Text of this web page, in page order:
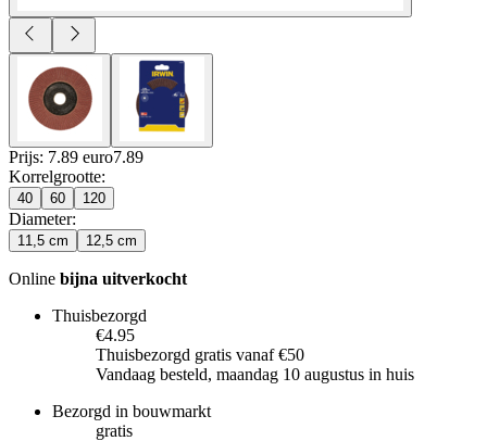
Prijs: 7.89 euro7.89
Korrelgrootte:
40 60 120
Diameter:
11,5 cm 12,5 cm
Online bijna uitverkocht
Thuisbezorgd
€4.95
Thuisbezorgd gratis vanaf €50
Vandaag besteld, maandag 10 augustus in huis
Bezorgd in bouwmarkt
gratis